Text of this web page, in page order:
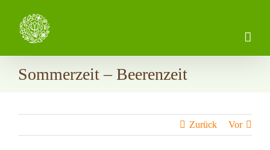
Inhalt
springen
Sommerzeit – Beerenzeit
Zurück Vor